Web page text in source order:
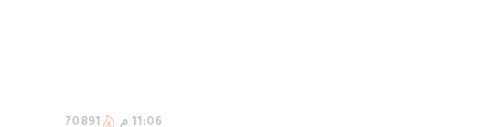
11:06 م 70891